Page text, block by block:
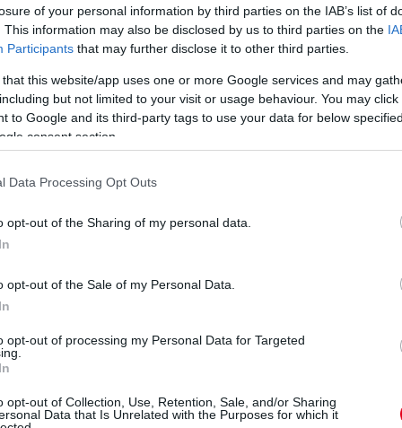
of your personal information by third parties on the IAB’s list of
This information may also be disclosed by us to third parties on the
Participants that may further disclose it to other third parties.
that this website/app uses one or more Google services and may
but not limited to your visit or usage behaviour. You may
to Google and its third-party tags to use your data for below
consent section.
Data Processing Opt Outs
opt-out of the Sharing of my personal data.
opt-out of the Sale of my Personal Data.
opt-out of processing my Personal Data for Targeted
opt-out of Collection, Use, Retention, Sale, and/or Sharing
Data that Is Unrelated with the Purposes for which it
rajtunk kívül mindenki más is eléri
hanem a tehetségről van szó, szóval
előrébb lépjünk” – folytatta Steiner.
túl. Ez a legjobb dolog, ami az F1-ben
sokáig tartott. Ezt már nagyon régen
akkoriban ott volt” – zárta gondolatait a
az alábbi gombokkal: